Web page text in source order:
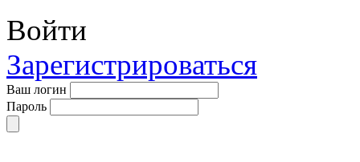
Войти
Зарегистрироваться
Ваш логин
Пароль